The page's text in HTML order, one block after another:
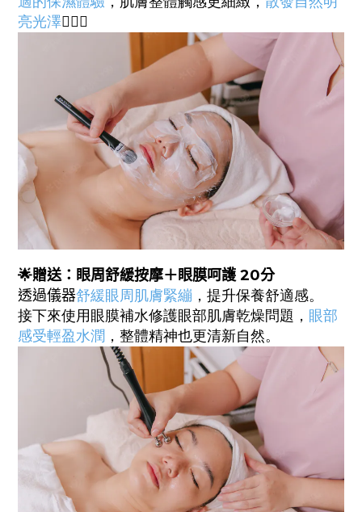
亮光澤🧏🏻‍♀️
🌟贈送：眼周舒緩按摩＋眼膜呵護20分
透過儀器舒緩眼周肌膚緊繃 ，提升保養舒適感。
接下來使用眼膜補水修護眼部肌膚乾燥問題， 眼部
感受輕盈水潤 ，整體精神也更清新自然。